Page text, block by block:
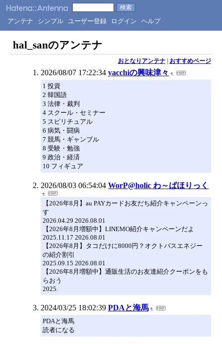
アンテナ シンプル ユーザー登録 ログイン ヘルプ
hal_sanのアンテナ
おとなりアンテナ| おすすめページ
2026/08/07 17:22:34 yacchiの興味津々
1 投資
2 韓国語
3 法律・裁判
4 スクール・セミナー
5 スピリチュアル
6 病気・闘病
7 競馬・ギャンブル
8 受験・勉強
9 政治・経済
10 フィギュア
2026/08/03 06:54:04 WorP@holic わ～ぱほりっく
【2026年8月】au PAYカードお友だち紹介キャンペーンっ
す
2026.04.29 2026.08.01
【2026年8月増額中】LINEMO紹介キャンペーンだよ
2025.11.17 2026.08.01
【2026年8月】タコだけに8000円？オクトパスエネジー
の紹介割引
2025.09.15 2026.08.01
【2026年8月増額中】通販生活のお友達紹介クーポンをも
らおう
2025.
2024/03/25 18:02:39 PDAと海馬
PDAと海馬
読者になる